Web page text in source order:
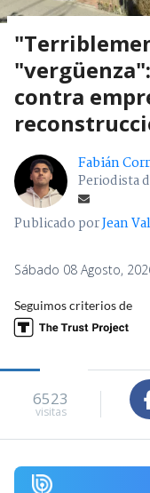
contra
Fabián
Periodista
Publicado porJean
Sábado 08 Agosto,
Seguimos criterios de
6523
visitas